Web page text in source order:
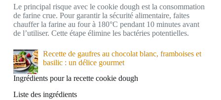
Le principal risque avec le cookie dough est la consommation
de farine crue. Pour garantir la sécurité alimentaire, faites
chauffer la farine au four à 180°C pendant 10 minutes avant
de l’utiliser. Cette étape élimine les bactéries potentielles.
Recette de gaufres au chocolat blanc, framboises et
basilic : un délice gourmet
Ingrédients pour la recette cookie dough
Liste des ingrédients